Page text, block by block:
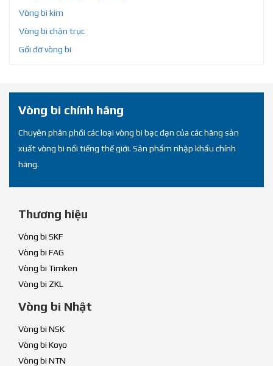
Vòng bi kim
Vòng bi chặn trục
Gối đỡ vòng bi
Vòng bi chính hãng
Chuyên phân phối các loại vòng bi bạc đạn của các hãng sản
xuất vòng bi nổi tiếng thế giới. Sản phẩm nhập khẩu chính
hãng.
Thương hiệu
Vòng bi SKF
Vòng bi FAG
Vòng bi Timken
Vòng bi ZKL
Vòng bi Nhật
Vòng bi NSK
Vòng bi Koyo
Vòng bi NTN